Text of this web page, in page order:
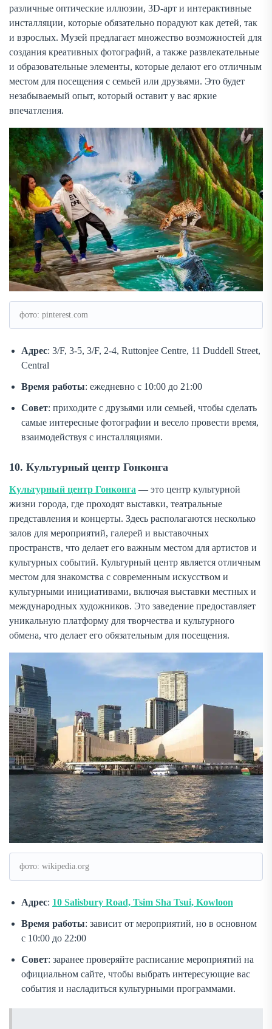
различные оптические иллюзии, 3D-арт и интерактивные
инсталляции, которые обязательно порадуют как детей, так
и взрослых. Музей предлагает множество возможностей для
создания креативных фотографий, а также развлекательные
и образовательные элементы, которые делают его отличным
местом для посещения с семьей или друзьями. Это будет
незабываемый опыт, который оставит у вас яркие
впечатления.
фото: pinterest.com
Адрес: 3/F, 3-5, 3/F, 2-4, Ruttonjee Centre, 11 Duddell Street,
Central
Время работы: ежедневно с 10:00 до 21:00
Совет: приходите с друзьями или семьей, чтобы сделать
самые интересные фотографии и весело провести время,
взаимодействуя с инсталляциями.
10. Культурный центр Гонконга
Культурный центр Гонконга — это центр культурной
жизни города, где проходят выставки, театральные
представления и концерты. Здесь располагаются несколько
залов для мероприятий, галерей и выставочных
пространств, что делает его важным местом для артистов и
культурных событий. Культурный центр является отличным
местом для знакомства с современным искусством и
культурными инициативами, включая выставки местных и
международных художников. Это заведение предоставляет
уникальную платформу для творчества и культурного
обмена, что делает его обязательным для посещения.
фото: wikipedia.org
Адрес: 10 Salisbury Road, Tsim Sha Tsui, Kowloon
Время работы: зависит от мероприятий, но в основном
с 10:00 до 22:00
Совет: заранее проверяйте расписание мероприятий на
официальном сайте, чтобы выбрать интересующие вас
события и насладиться культурными программами.